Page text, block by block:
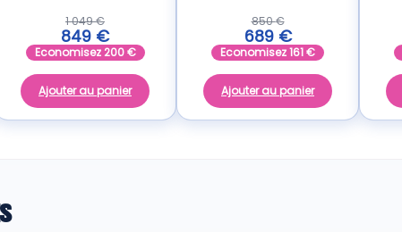
1 049€
849 €
Economisez200€
Ajouter au panier
850€
689 €
Economisez161€
Ajouter au panier